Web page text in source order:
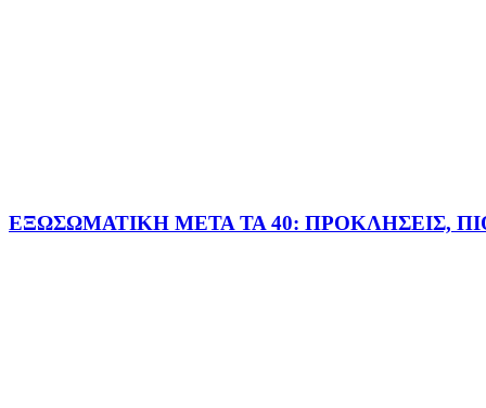
ΕΞΩΣΩΜΑΤΙΚΗ ΜΕΤΑ ΤΑ 40: ΠΡΟΚΛΗΣΕΙΣ,